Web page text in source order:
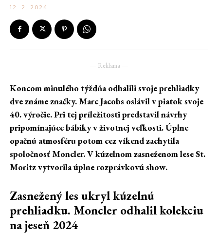
12. 2. 2024
― Reklama ―
Koncom minulého týždňa odhalili svoje prehliadky
dve známe značky. Marc Jacobs oslávil v piatok svoje
40. výročie. Pri tej príležitosti predstavil návrhy
pripomínajúce bábiky v životnej veľkosti. Úplne
opačnú atmosféru potom cez víkend zachytila
spoločnosť Moncler. V kúzelnom zasneženom lese St.
Moritz vytvorila úplne rozprávkovú show.
Zasnežený les ukryl kúzelnú
prehliadku. Moncler odhalil kolekciu
na jeseň 2024